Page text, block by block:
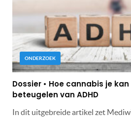
ONDERZOEK
Dossier • Hoe cannabis je
beteugelen van ADHD
In dit uitgebreide artikel zet